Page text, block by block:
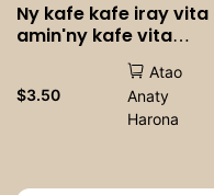
Ny kafe kafe iray vita
amin'ny kafe vita
amin'ny kafe vita
amin'ny kafe vita
amin'ny kafe vita
amin'ny kafe mafana
$3.50
Atao
Anaty
Harona